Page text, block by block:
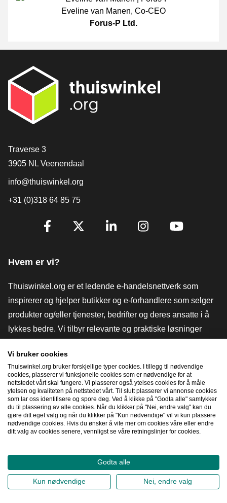
Eveline van Manen, Co-CEO
Forus-P Ltd.
[_General:Contact]
Traverse 3
3905 NL Veenendaal
info@thuiswinkel.org
+31 (0)318 64 85 75
[_General:SocialMediaTitle]
Hvem er vi?
Thuiswinkel.org er et ledende e-handelsnettverk som
inspirerer og hjelper butikker og e-forhandlere som selger
produkter og/eller tjenester, bedrifter og deres ansatte i å
lykkes bedre. Vi tilbyr relevante og praktiske løsninger
verktøy og råd, advokatvirksomhet, markedsundersøkelser,
og har vår egen utdanningsplattform, Thuiswinkel e-
Academy.
Naviger raskt
2026©Thuiswinkel.org
Personvernerklæring Erklæring om informasjonskapsler
Vi bruker cookies
Thuiswinkel.org bruker forskjellige typer cookies. I tillegg til nødvendige
cookies, plasserer vi funksjonelle cookies som er nødvendige for at
nettstedet vårt skal fungere. Vi plasserer også ytelses cookies for å måle
ytelsen og kvaliteten på nettstedet vårt. Til slutt plasserer vi annonse cookies
som lar oss identifisere og spore deg. Ved å klikke på "Godta alle" samtykker
du til plassering av alle cookies. Når du klikker på "Nei, endre valg" kan du
gjøre ditt eget valg og når du klikker på "Kun nødvendige" vil vi kun plassere
nødvendige cookies. Hvis du ønsker å vite mer om cookies våre eller endre
ditt valg av cookies senere, vennligst se våre retningslinjer for cookies.
Godta alle
Kun nødvendige Nei, endre valg